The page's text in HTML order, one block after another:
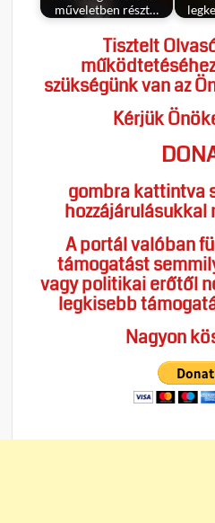
műveletben részt…
Tisztelt
szükségünk van az
Kérjük
gombra kattintva
A portál valóban
támogatást
vagy politikai erőtől
legkisebb
Nagyon